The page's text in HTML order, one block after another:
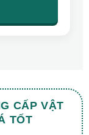
CẤP VẬT
TỐT